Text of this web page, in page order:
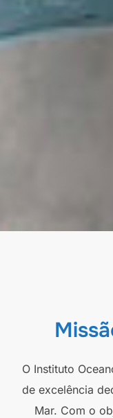
O Instituto
de excelência
Mar. Com o